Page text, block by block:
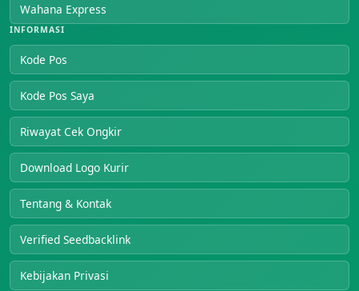
Wahana Express
INFORMASI
Kode Pos
Kode Pos Saya
Riwayat Cek Ongkir
Download Logo Kurir
Tentang & Kontak
Verified Seedbacklink
Kebijakan Privasi